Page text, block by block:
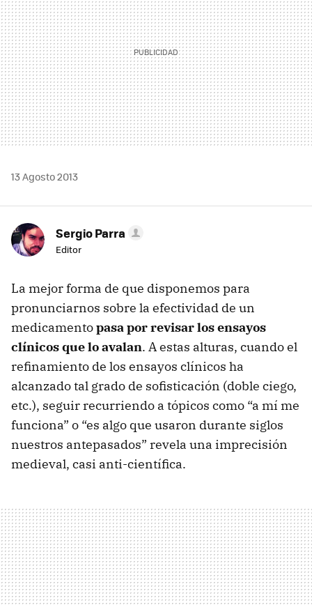
13 Agosto 2013
Sergio Parra
Editor
La mejor forma de que disponemos para
pronunciarnos sobre la efectividad de un
medicamentopasa por revisar los ensayos
clínicos que lo avalan. A estas alturas, cuando el
refinamiento de los ensayos clínicos ha
alcanzado tal grado de sofisticación (doble ciego,
etc.), seguir recurriendo a tópicos como “a mí me
funciona” o “es algo que usaron durante siglos
nuestros antepasados” revela una imprecisión
medieval, casi anti-científica.